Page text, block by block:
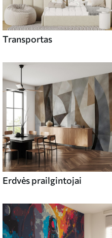
Transportas
Erdvės prailgintojai